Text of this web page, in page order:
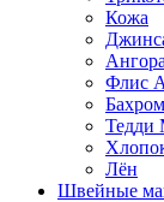
Кожа
Ангора
Флис
Тедди
Лён
Швейные